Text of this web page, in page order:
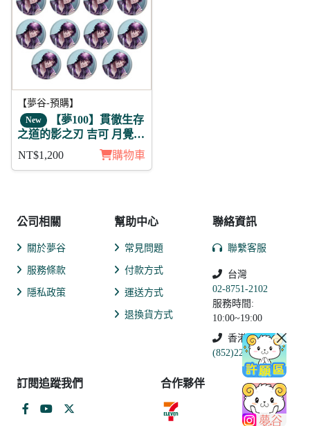
【夢谷-預購】
New 【夢100】貫徹生存
之道的影之刃 吉可 月覺
NT$1,200 購物車
公司相關
關於夢谷
服務條款
隱私政策
幫助中心
常見問題
付款方式
運送方式
退換貨方式
聯絡資訊
聯繫客服
台灣
02-8751-2102
服務時間:
10:00~19:00
香港
(852)2250-9311
訂閱追蹤我們 合作夥伴